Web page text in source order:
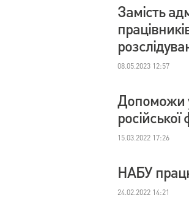
Замість
08.05.2023 12:57
Допоможи
російської
15.03.2022 17:26
НАБУ
24.02.2022 14:21